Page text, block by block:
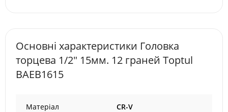
Основні характеристики Головкa
торцева 1/2" 15мм. 12 граней Toptul
BAEB1615
Матеріал CR-V